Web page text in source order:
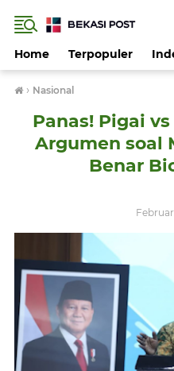
Home Terpopuler
› Nasional
Panas! Pigai
Argumen soal
Benar